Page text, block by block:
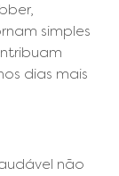
simples
dias mais
não